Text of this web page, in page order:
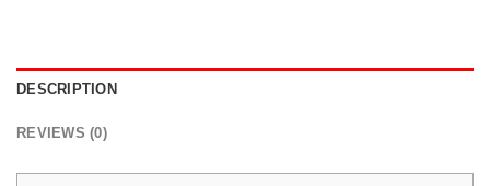
DESCRIPTION
REVIEWS (0)